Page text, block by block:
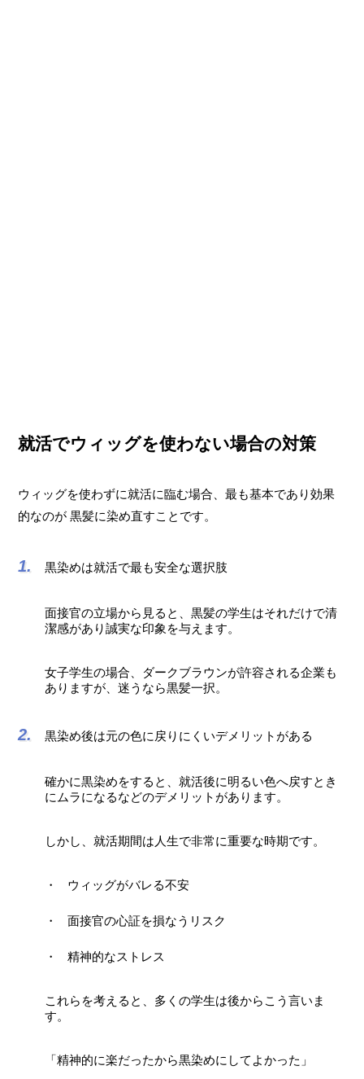
就活でウィッグを使わない場合の対策
ウィッグを使わずに就活に臨む場合、最も基本であり効果
的なのが 黒髪に染め直すことです。
黒染めは就活で最も安全な選択肢
面接官の立場から見ると、黒髪の学生はそれだけで清
潔感があり誠実な印象を与えます。
女子学生の場合、ダークブラウンが許容される企業も
ありますが、迷うなら黒髪一択。
黒染め後は元の色に戻りにくいデメリットがある
確かに黒染めをすると、就活後に明るい色へ戻すとき
にムラになるなどのデメリットがあります。
しかし、就活期間は人生で非常に重要な時期です。
ウィッグがバレる不安
面接官の心証を損なうリスク
精神的なストレス
これらを考えると、多くの学生は後からこう言いま
す。
「精神的に楽だったから黒染めにしてよかった」